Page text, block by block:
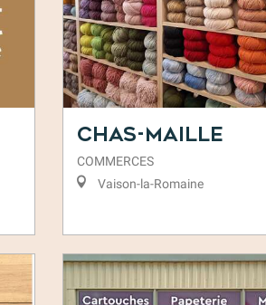
Chas-Maille
COMMERCES
Vaison-la-Romaine